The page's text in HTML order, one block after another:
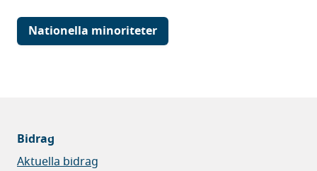
Nationella minoriteter
Bidrag
Aktuella bidrag